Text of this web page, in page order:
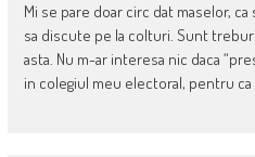
Mi se pare doar circ dat maselor,
sa discute pe la colturi. Sunt
asta. Nu m-ar interesa nic daca
in colegiul meu electoral, pentru